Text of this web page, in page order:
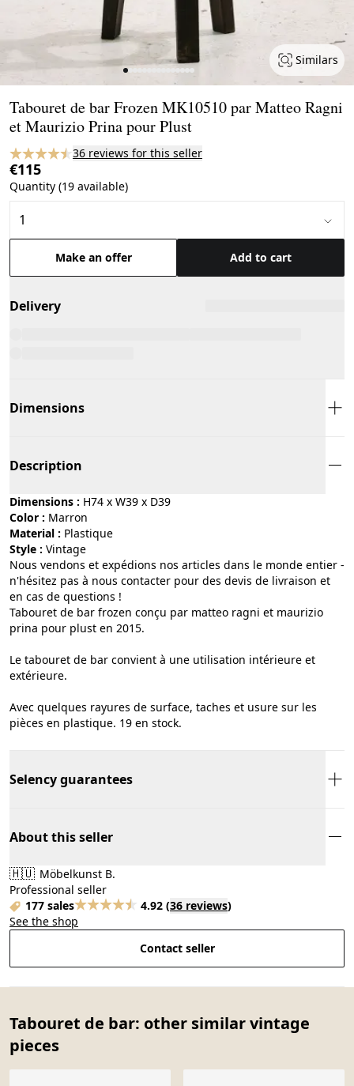
Similars
Tabouret de bar Frozen MK10510 par Matteo Ragni
et Maurizio Prina pour Plust
36 reviews for this seller
€115
Quantity (19 available)
Make an offer Add to cart
Delivery
Dimensions
Description
Dimensions : H74 x W39 x D39
Color :
marron
Material :
plastique
Style :
vintage
Nous vendons et expédions nos articles dans le monde entier -
n'hésitez pas à nous contacter pour des devis de livraison et
en cas de questions !
Tabouret de bar frozen conçu par matteo ragni et maurizio
prina pour plust en 2015.
Le tabouret de bar convient à une utilisation intérieure et
extérieure.
Avec quelques rayures de surface, taches et usure sur les
pièces en plastique. 19 en stock.
Selency guarantees
About this seller
🇭🇺 Möbelkunst B.
Professional seller
177 sales
4.92 (36 reviews)
See the shop
Contact seller
Tabouret de bar: other similar vintage
pieces